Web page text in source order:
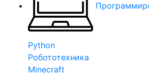
Python
Робототехника
Minecraft